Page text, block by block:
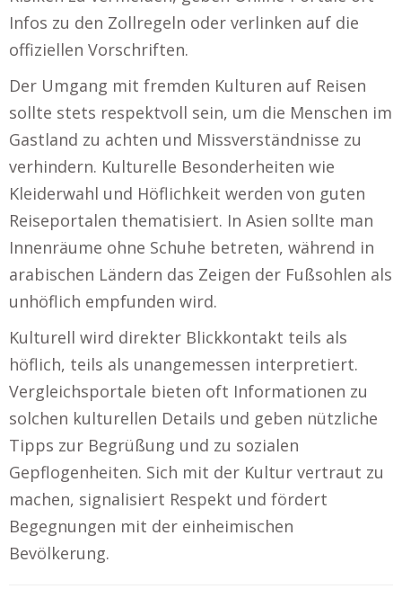
Infos zu den Zollregeln oder verlinken auf die
offiziellen Vorschriften.
Der Umgang mit fremden Kulturen auf Reisen
sollte stets respektvoll sein, um die Menschen im
Gastland zu achten und Missverständnisse zu
verhindern. Kulturelle Besonderheiten wie
Kleiderwahl und Höflichkeit werden von guten
Reiseportalen thematisiert. In Asien sollte man
Innenräume ohne Schuhe betreten, während in
arabischen Ländern das Zeigen der Fußsohlen als
unhöflich empfunden wird.
Kulturell wird direkter Blickkontakt teils als
höflich, teils als unangemessen interpretiert.
Vergleichsportale bieten oft Informationen zu
solchen kulturellen Details und geben nützliche
Tipps zur Begrüßung und zu sozialen
Gepflogenheiten. Sich mit der Kultur vertraut zu
machen, signalisiert Respekt und fördert
Begegnungen mit der einheimischen
Bevölkerung.